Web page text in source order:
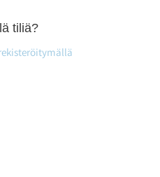
tiliä?